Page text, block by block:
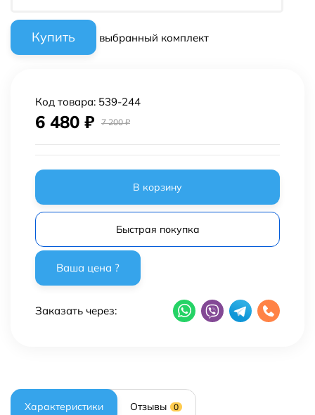
выбранный комплект
Код товара: 539-244
6 480 ₽ 7 200₽
В корзину
Быстрая покупка
Заказать через:
Характеристики Отзывы 0